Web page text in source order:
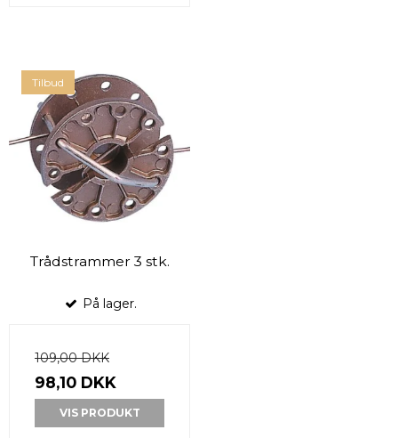
Tilbud
Trådstrammer 3 stk.
På lager.
109,00 DKK
98,10 DKK
VIS PRODUKT